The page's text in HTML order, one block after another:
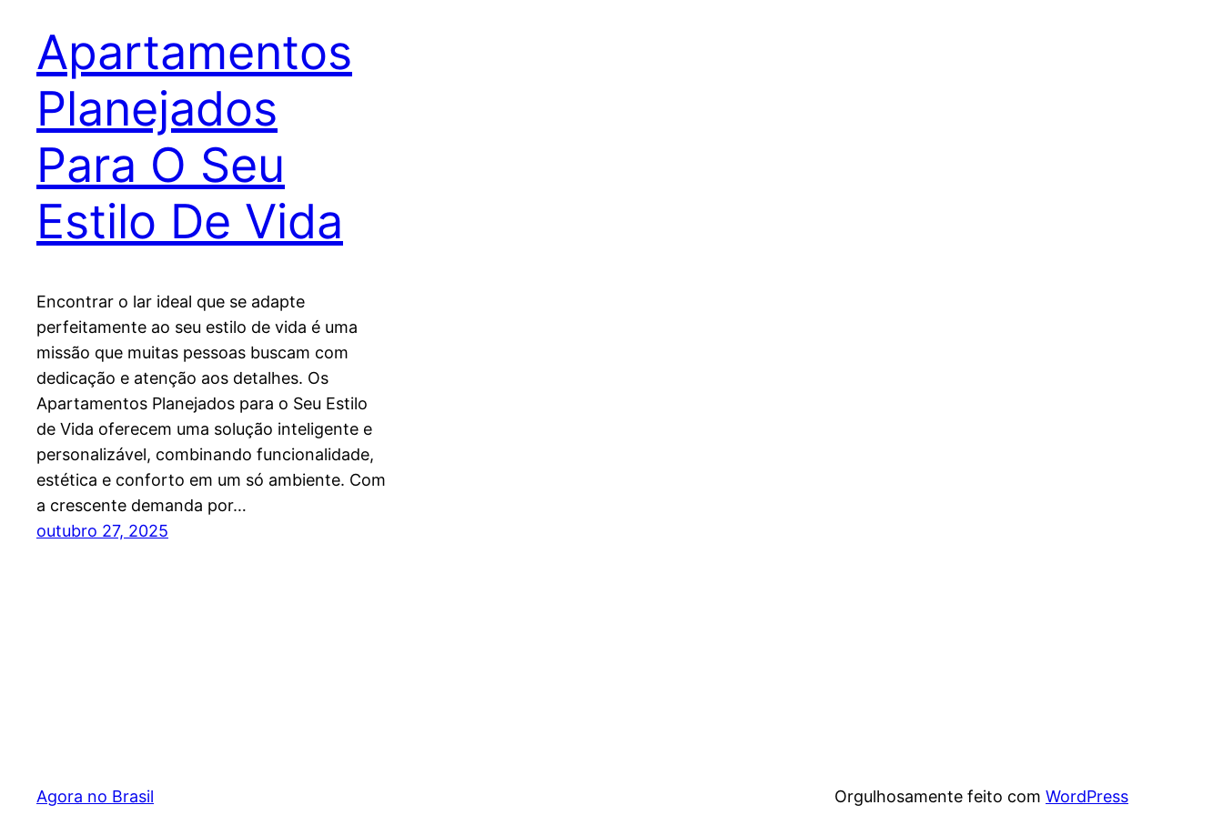
Apartamentos
Planejados
Para O Seu
Estilo De Vida
Encontrar o lar ideal que se adapte
perfeitamente ao seu estilo de vida é uma
missão que muitas pessoas buscam com
dedicação e atenção aos detalhes. Os
Apartamentos Planejados para o Seu Estilo
de Vida oferecem uma solução inteligente e
personalizável, combinando funcionalidade,
estética e conforto em um só ambiente. Com
a crescente demanda por…
outubro 27, 2025
Agora no Brasil Orgulhosamente feito com WordPress